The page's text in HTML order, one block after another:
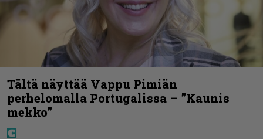
Tältä näyttää Vappu Pimiän
perhelomalla Portugalissa – ”Kaunis
mekko”